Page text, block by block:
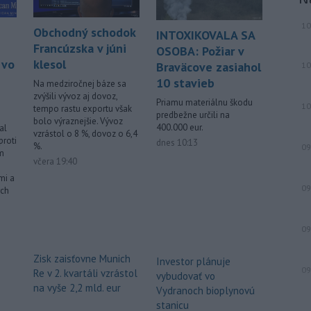
a
Obchodný schodok
Francúzska v júni
klesol
Na medziročnej báze sa
zvýšili vývoz aj dovoz,
tempo rastu exportu však
bolo výraznejšie. Vývoz
vzrástol o 8 %, dovoz o 6,4
%.
včera 19:40
Zisk zaisťovne Munich
Re v 2. kvartáli vzrástol
na vyše 2,2 mld. eur
INTOXIKOVALA SA
OSOBA: Požiar v
Braväcove zasiahol
10 stavieb
Priamu materiálnu škodu
predbežne určili na
400.000 eur.
dnes 10:13
Investor plánuje
vybudovať vo
Vydranoch bioplynovú
stanicu